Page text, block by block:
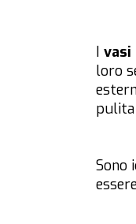
I vasi
loro
pulita
Sono